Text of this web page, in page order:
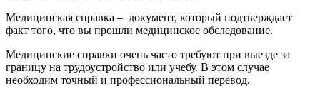
Медицинская справка – документ, который подтверждает
факт того, что вы прошли медицинское обследование.
Медицинские справки очень часто требуют при выезде за
границу на трудоустройство или учебу. В этом случае
необходим точный и профессиональный перевод.